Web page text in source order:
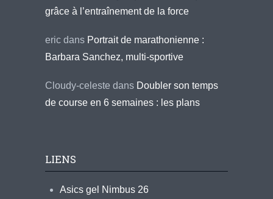
grâce à l’entraînement de la force
eric dans Portrait de marathonienne :
Barbara Sanchez, multi-sportive
Cloudy-celeste dans Doubler son temps
de course en 6 semaines : les plans
LIENS
Asics gel Nimbus 26